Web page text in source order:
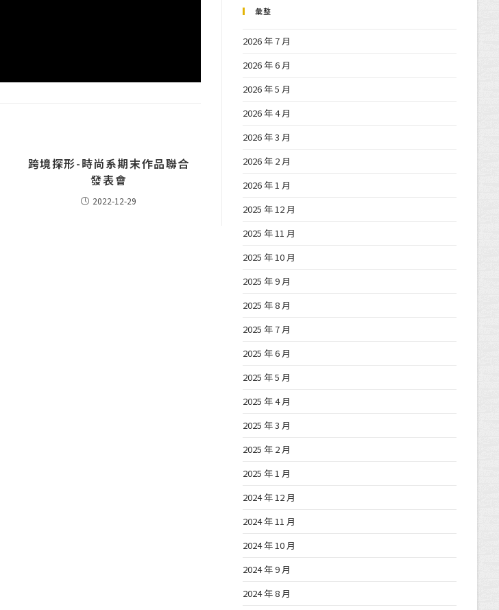
跨境探形-時尚系期末作品聯合
發表會
2022-12-29
彙整
2026 年 7 月
2026 年 6 月
2026 年 5 月
2026 年 4 月
2026 年 3 月
2026 年 2 月
2026 年 1 月
2025 年 12 月
2025 年 11 月
2025 年 10 月
2025 年 9 月
2025 年 8 月
2025 年 7 月
2025 年 6 月
2025 年 5 月
2025 年 4 月
2025 年 3 月
2025 年 2 月
2025 年 1 月
2024 年 12 月
2024 年 11 月
2024 年 10 月
2024 年 9 月
2024 年 8 月